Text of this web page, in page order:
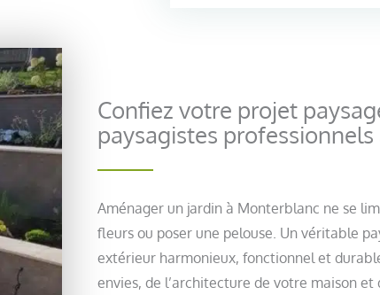
Confiez votre projet
paysagistes
Aménager un jardin à Monterblanc ne se
fleurs ou poser une pelouse. Un véritable
extérieur harmonieux, fonctionnel et
envies, de l’architecture de votre maison